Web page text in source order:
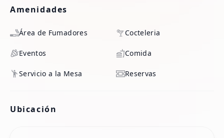
Amenidades
Área de Fumadores Cocteleria
Eventos Comida
Servicio a la Mesa Reservas
Ubicación